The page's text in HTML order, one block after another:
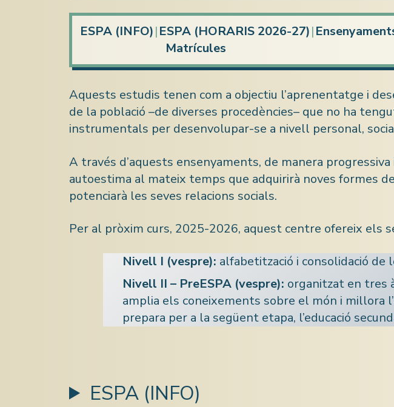
ESPA (INFO)|ESPA (HORARIS 2026-27)|
Matrícules
Aquests estudis tenen com a objectiu l’aprenentatge i
de la població –de diverses procedències– que no ha
instrumentals per desenvolupar-se a nivell personal,
A través d’aquests ensenyaments, de manera
autoestima al mateix temps que adquirirà noves formes
potenciarà les seves relacions socials.
Per al pròxim curs, 2025-2026, aquest centre ofereix els
Nivell I (vespre): alfabetització i consolidació de
Nivell II – PreESPA (vespre): organitzat en tres
amplia els coneixements sobre el món i millora
prepara per a la següent etapa, l’educació
ESPA (INFO)